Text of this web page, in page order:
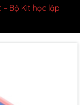
– Bộ Kit học lập